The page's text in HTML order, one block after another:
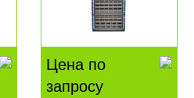
Цена по
запросу